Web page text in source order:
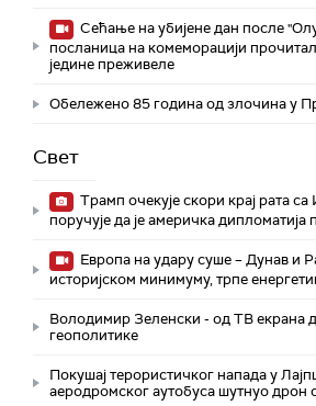
Сећање на убијене дан после
посланица на комеморацији
једине преживеле
Обележено 85 година од злочина у
Свет
Трамп очекује скори крај рата
поручује да је америчка дипломатија
Европа на удару суше – Дунав и
историјском минимуму, трпе
Володимир Зеленски - од ТВ екрана
геополитике
Покушај терористичког напада у
аеродромског аутобуса шутнуо дрон